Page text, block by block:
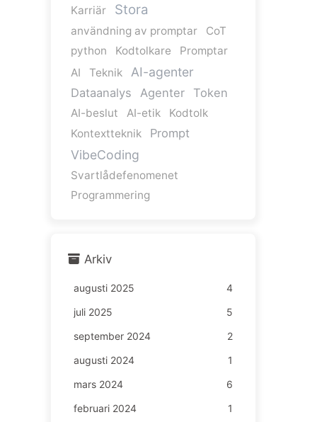
Karriär
Stora
användning av promptar
CoT
python
Kodtolkare
Promptar
AI
Teknik AI-agenter
Dataanalys Agenter Token
AI-beslut AI-etik
Kodtolk
Kontextteknik
Prompt
VibeCoding
Svartlådefenomenet
Programmering
Arkiv
augusti 2025
4
juli 2025
5
september 2024
2
augusti 2024
1
mars 2024
6
februari 2024
1